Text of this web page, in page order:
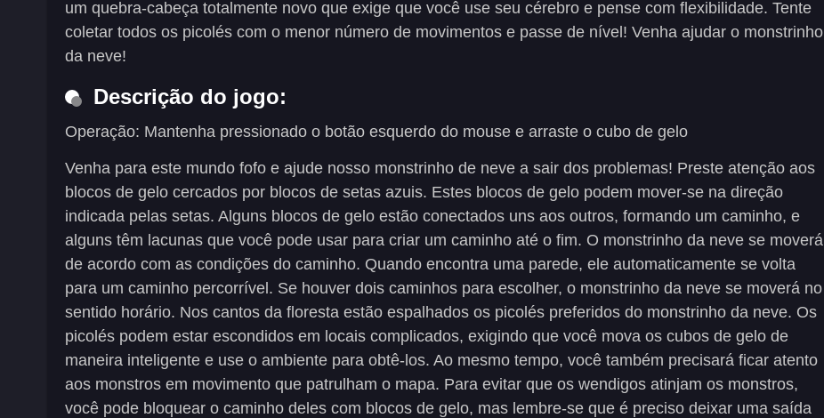
um quebra-cabeça totalmente novo que exige que você use seu cérebro e pense com flexibilidade. Tente
coletar todos os picolés com o menor número de movimentos e passe de nível! Venha ajudar o monstrinho
da neve!
Descrição do jogo:
Operação: Mantenha pressionado o botão esquerdo do mouse e arraste o cubo de gelo
Venha para este mundo fofo e ajude nosso monstrinho de neve a sair dos problemas! Preste atenção aos
blocos de gelo cercados por blocos de setas azuis. Estes blocos de gelo podem mover-se na direção
indicada pelas setas. Alguns blocos de gelo estão conectados uns aos outros, formando um caminho, e
alguns têm lacunas que você pode usar para criar um caminho até o fim. O monstrinho da neve se moverá
de acordo com as condições do caminho. Quando encontra uma parede, ele automaticamente se volta
para um caminho percorrível. Se houver dois caminhos para escolher, o monstrinho da neve se moverá no
sentido horário. Nos cantos da floresta estão espalhados os picolés preferidos do monstrinho da neve. Os
picolés podem estar escondidos em locais complicados, exigindo que você mova os cubos de gelo de
maneira inteligente e use o ambiente para obtê-los. Ao mesmo tempo, você também precisará ficar atento
aos monstros em movimento que patrulham o mapa. Para evitar que os wendigos atinjam os monstros,
você pode bloquear o caminho deles com blocos de gelo, mas lembre-se que é preciso deixar uma saída